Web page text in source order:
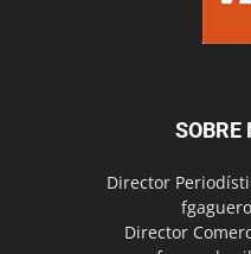
SOBRE
Director
Director